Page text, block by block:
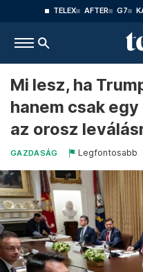
TELEX AFTER G7
Mi lesz, ha
hanem csak
az orosz
GAZDASÁG Legfontosabb